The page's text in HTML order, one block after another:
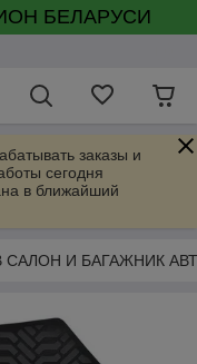
БЕЛАРУСИ
заказы и
сегодня
в ближайший
САЛОН И БАГАЖНИК